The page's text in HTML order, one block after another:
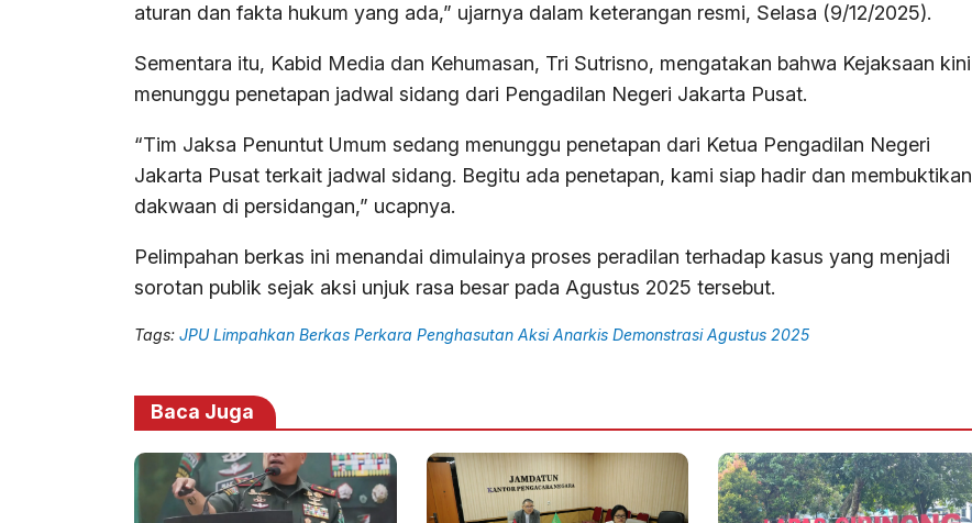
aturan dan fakta hukum yang ada,” ujarnya dalam keterangan resmi, Selasa (9/12/2025).
Sementara itu, Kabid Media dan Kehumasan, Tri Sutrisno, mengatakan bahwa Kejaksaan kini
menunggu penetapan jadwal sidang dari Pengadilan Negeri Jakarta Pusat.
“Tim Jaksa Penuntut Umum sedang menunggu penetapan dari Ketua Pengadilan Negeri
Jakarta Pusat terkait jadwal sidang. Begitu ada penetapan, kami siap hadir dan membuktikan
dakwaan di persidangan,” ucapnya.
Pelimpahan berkas ini menandai dimulainya proses peradilan terhadap kasus yang menjadi
sorotan publik sejak aksi unjuk rasa besar pada Agustus 2025 tersebut.
Tags: JPU Limpahkan Berkas Perkara Penghasutan Aksi Anarkis Demonstrasi Agustus 2025
Baca Juga